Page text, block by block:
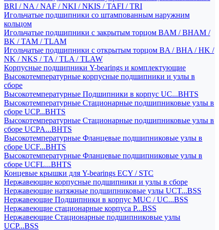
BRI / NA / NAF / NKI / NKIS / TAFI / TRI
Игольчатые подшипники со штампованным наружним
кольцом
Игольчатые подшипники с закрытым торцом BAM / BHAM /
BK / TAM / TLAM
Игольчатые подшипники с открытым торцом BA / BHA / HK /
NK / NKS / TA / TLA / TLAW
Корпусные подшипники Y-bearings и комплектующие
Высокотемпературные корпусные подшипники и узлы в
сборе
Высокотемпературные Подшипники в корпус UC...BHTS
Высокотемпературные Стационарные подшипниковые узлы в
сборе UCP...BHTS
Высокотемпературные Стационарные подшипниковые узлы в
сборе UCPA...BHTS
Высокотемпературные Фланцевые подшипниковые узлы в
сборе UCF...BHTS
Высокотемпературные Фланцевые подшипниковые узлы в
сборе UCFL...BHTS
Концевые крышки для Y-bearings ECY / STC
Нержавеющие корпусные подшипники и узлы в сборе
Нержавеющие натяжные подшипниковые узлы UCT...BSS
Нержавеющие Подшипники в корпус MUC / UC...BSS
Нержавеющие стационарные корпуса P...BSS
Нержавеющие Стационарные подшипниковые узлы
UCP...BSS